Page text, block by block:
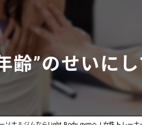
齢”のせいに